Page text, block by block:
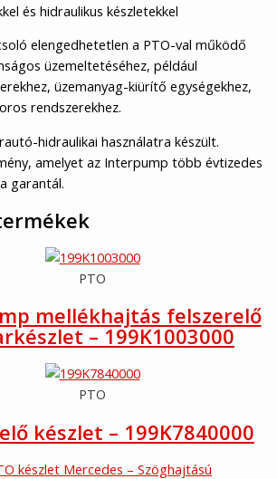
és hidraulikus készletekkel
elengedhetetlen a PTO-val működő
üzemeltetéséhez, például
üzemanyag-kiürítő egységekhez,
rendszerekhez.
hidraulikai használatra készült.
amelyet az Interpump több évtizedes
garantál.
PTO
mellékhajtás felszerelő
– 199K1003000
PTO
készlet – 199K7840000